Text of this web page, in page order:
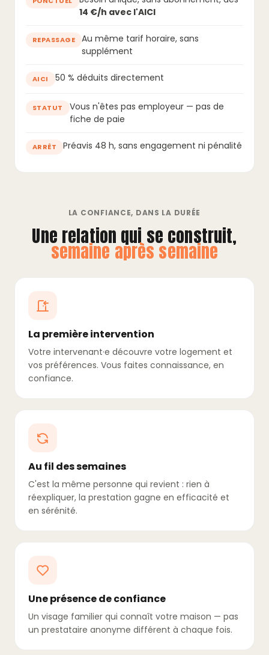
14 €/h avec l'AICI
REPASSAGE
Au même tarif horaire, sans
supplément
AICI 50 % déduits directement
STATUT
Vous n'êtes pas employeur — pas de
fiche de paie
ARRÊT Préavis 48 h, sans engagement ni pénalité
LA CONFIANCE, DANS LA DURÉE
Une relation qui se construit,
semaine après semaine
La première intervention
Votre intervenant·e découvre votre logement et
vos préférences. Vous faites connaissance, en
confiance.
Au fil des semaines
C'est la même personne qui revient : rien à
réexpliquer, la prestation gagne en efficacité et
en sérénité.
Une présence de confiance
Un visage familier qui connaît votre maison — pas
un prestataire anonyme différent à chaque fois.